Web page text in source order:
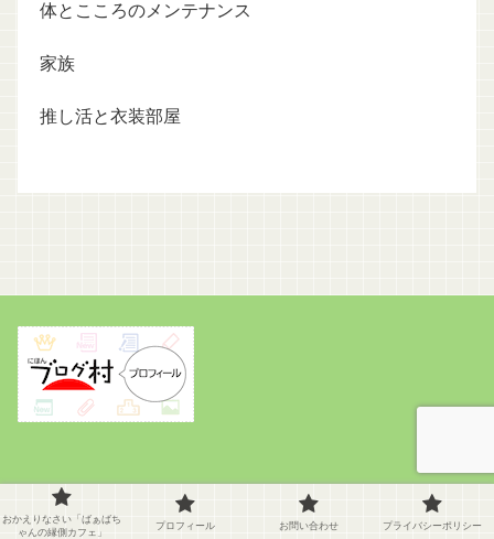
体とこころのメンテナンス
家族
推し活と衣装部屋
おかえりなさい「ばぁばちゃんの
おかえりなさい「ばぁばち
ゃんの縁側カフェ」
プロフィール お問い合わせ プライバシーポリシー